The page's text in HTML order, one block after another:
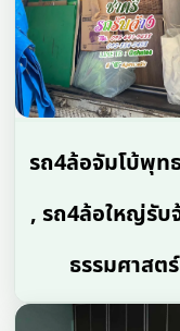
รถ4ล้อจัมโบ้พุท
, รถ4ล้อใหญ่รับ
ธรรมศาสตร์